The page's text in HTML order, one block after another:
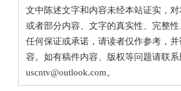
文中陈述文字和内容未经本站证实，
或者部分内容、文字的真实性、完整
任何保证或承诺，请读者仅作参考，
容。如有稿件内容、版权等问题请联系
uscntv@outlook.com。